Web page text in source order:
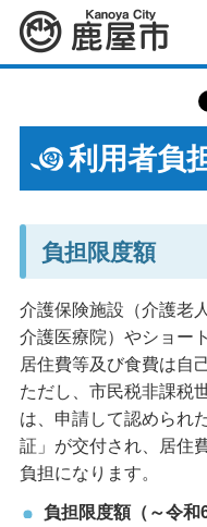
鹿屋市
利用者負
負担限度額
介護保険施設（介護老
介護医療院）やショー
居住費等及び食費は自
ただし、市民税非課税
は、申請して認められ
証」が交付され、居住
負担になります。
負担限度額（～令和